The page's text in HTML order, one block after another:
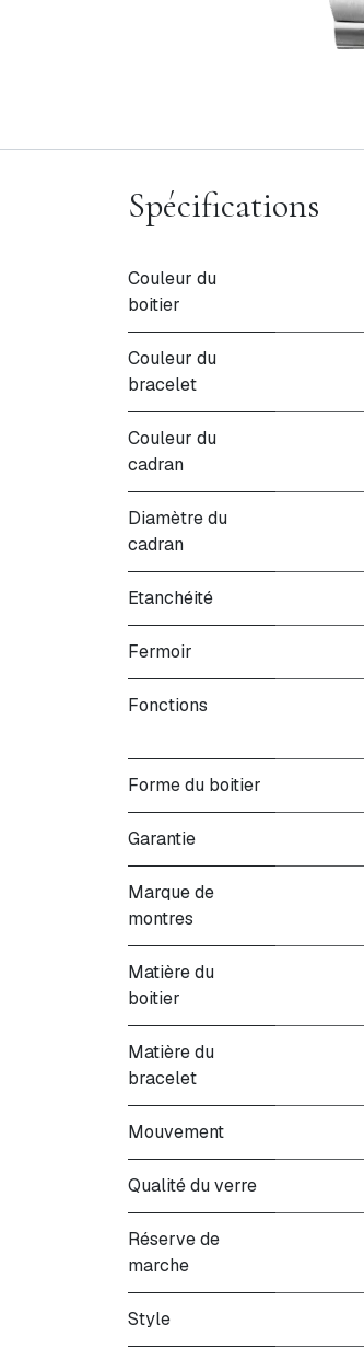
Spécifications
Couleur du
boitier
Couleur du
bracelet
Couleur du
cadran
Diamètre du
cadran
Etanchéité
Fermoir
Fonctions
Forme du boitier
Garantie
Marque de
montres
Matière du
boitier
Matière du
bracelet
Mouvement
Qualité du verre
Réserve de
marche
Style